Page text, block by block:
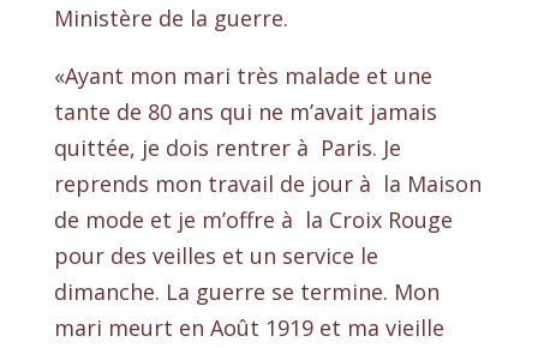
Ministère de la guerre.
«Ayant mon mari très malade et une
tante de 80 ans qui ne m’avait jamais
quittée, je dois rentrer à Paris. Je
reprends mon travail de jour à la Maison
de mode et je m’offre à la Croix Rouge
pour des veilles et un service le
dimanche. La guerre se termine. Mon
mari meurt en Août 1919 et ma vieille